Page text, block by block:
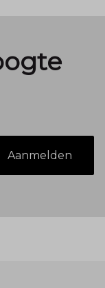
Aanmelden